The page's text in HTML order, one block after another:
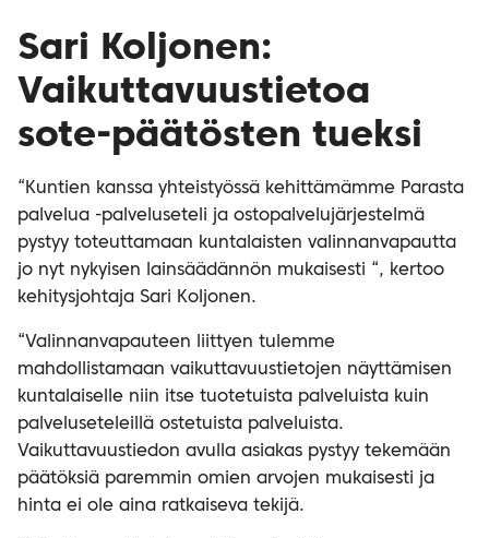
Sari Koljonen:
Vaikuttavuustietoa
sote-päätösten tueksi
“Kuntien kanssa yhteistyössä kehittämämme Parasta
palvelua -palveluseteli ja ostopalvelujärjestelmä
pystyy toteuttamaan kuntalaisten valinnanvapautta
jo nyt nykyisen lainsäädännön mukaisesti “, kertoo
kehitysjohtaja Sari Koljonen.
“Valinnanvapauteen liittyen tulemme
mahdollistamaan vaikuttavuustietojen näyttämisen
kuntalaiselle niin itse tuotetuista palveluista kuin
palveluseteleillä ostetuista palveluista.
Vaikuttavuustiedon avulla asiakas pystyy tekemään
päätöksiä paremmin omien arvojen mukaisesti ja
hinta ei ole aina ratkaiseva tekijä.